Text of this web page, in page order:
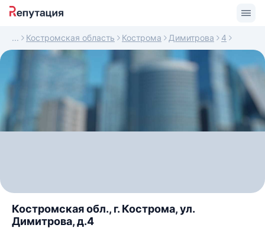
Костромская область Кострома Димитрова 4
Костромская обл., г. Кострома, ул.
Димитрова, д.4